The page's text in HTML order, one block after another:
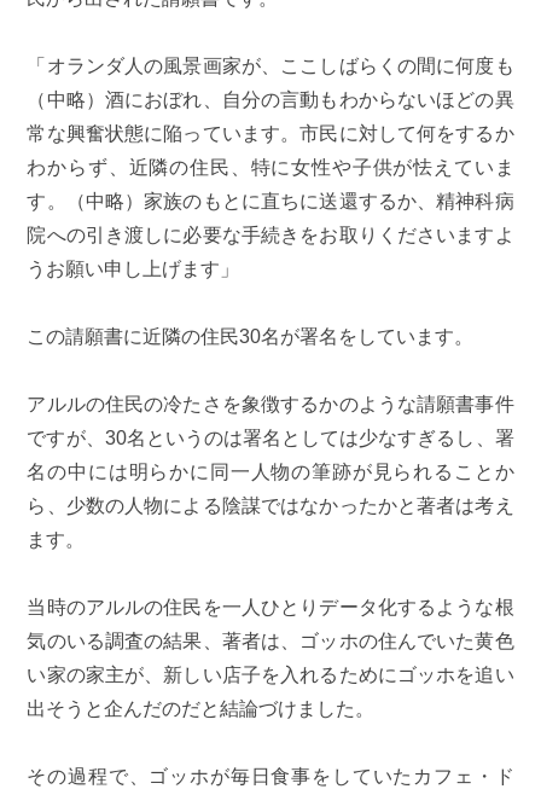
「オランダ人の風景画家が、ここしばらくの間に何度も
（中略）酒におぼれ、自分の言動もわからないほどの異
常な興奮状態に陥っています。市民に対して何をするか
わからず、近隣の住民、特に女性や子供が怯えていま
す。（中略）家族のもとに直ちに送還するか、精神科病
院への引き渡しに必要な手続きをお取りくださいますよ
うお願い申し上げます」
この請願書に近隣の住民30名が署名をしています。
アルルの住民の冷たさを象徴するかのような請願書事件
ですが、30名というのは署名としては少なすぎるし、署
名の中には明らかに同一人物の筆跡が見られることか
ら、少数の人物による陰謀ではなかったかと著者は考え
ます。
当時のアルルの住民を一人ひとりデータ化するような根
気のいる調査の結果、著者は、ゴッホの住んでいた黄色
い家の家主が、新しい店子を入れるためにゴッホを追い
出そうと企んだのだと結論づけました。
その過程で、ゴッホが毎日食事をしていたカフェ・ド